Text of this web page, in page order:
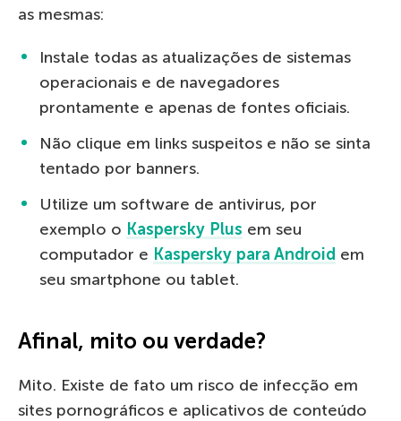
as mesmas:
Instale todas as atualizações de sistemas
operacionais e de navegadores
prontamente e apenas de fontes oficiais.
Não clique em links suspeitos e não se sinta
tentado por banners.
Utilize um software de antivirus, por
exemplo o Kaspersky Plus em seu
computador e Kaspersky para Android em
seu smartphone ou tablet.
Afinal, mito ou verdade?
Mito. Existe de fato um risco de infecção em
sites pornográficos e aplicativos de conteúdo